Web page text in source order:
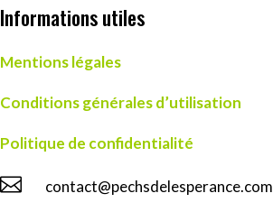
Informations utiles
Mentions légales
Conditions générales d’utilisation
Politique de confidentialité
 contact@pechsdelesperance.com